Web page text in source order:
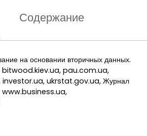
Содержание
на основании вторичных данных.
bitwood.kiev.ua, pau.com.ua,
ukrstat.gov.ua, Журнал
www.business.ua,